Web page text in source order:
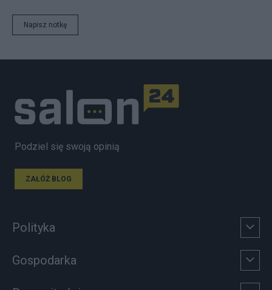
Napisz notkę
Podziel się swoją opinią
ZAŁÓŻ BLOG
Polityka
Gospodarka